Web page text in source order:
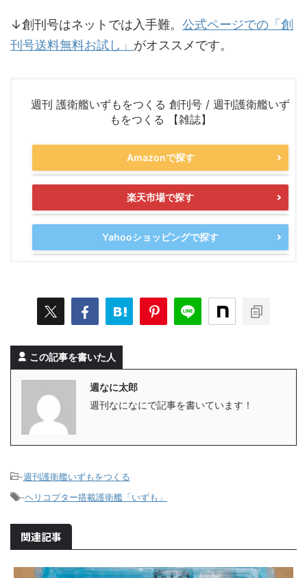
↓創刊号はネットでは入手難。 公式ページでの「創
刊号送料無料お試し」 がオススメです。
週刊 護衛艦いずもをつくる 創刊号 / 週刊護衛艦いず
もをつくる 【雑誌】
Amazonで探す
楽天市場で探す
Yahooショッピングで探す
この記事を書いた人
週なに太郎
週刊なになにで記事を書いています！
-週刊護衛艦いずもをつくる
-ヘリコプター搭載護衛艦「いずも」
関連記事